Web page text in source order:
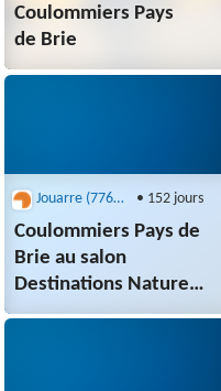
Coulommiers Pays
de Brie
Jouarre (77640) - office de tourisme • 152 jours
Coulommiers Pays de
Brie au salon
Destinations Nature
2026 à Paris